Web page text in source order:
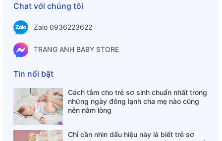
- Mặt lưng balo làm bằng đệm lưới thoáng khí tốt, tản nhiệt
nhanh, giúp bé đi mầm non luôn thoải mái khi đeo ba lô về
mùa hè cũng như mùa đông.
- Trọng lượng ba lô siêu nhẹ chỉ 350g giảm tải tối đa cho
cột sống các bé phải chịu, các bé có thể mang nhiều đồ
dùng trong cặp sách hơn mà vẫn đảm bảo khối lượng
- Balo gọn, nhẹ, đường may chắc chắn, các chi tiết có độ
hoàn thiện cao. Các chi tiết trực tiếp chịu lực được gia cố
thêm bằng những đường chỉ may chịu lực giúp độ bền của
balo được tốt hơn nhiều
Chat với chúng tôi
Zalo 0936223622
TRANG ANH BABY STORE
Tin nổi bật
Cách tắm cho trẻ sơ sinh chuẩn nhất trong
những ngày đông lạnh cha mẹ nào cũng
nên nằm lòng
Chỉ cần nhìn dấu hiệu này là biết trẻ sơ